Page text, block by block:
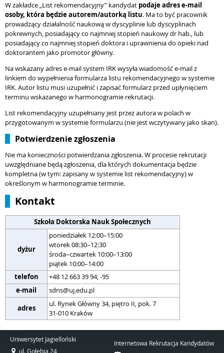
W zakładce „List rekomendacyjny” kandydat podaje adres e-mail
osoby, która będzie autorem/autorką listu. Ma to być pracownik
prowadzący działalność naukową w dyscyplinie lub dyscyplinach
pokrewnych, posiadający co najmniej stopień naukowy dr hab., lub
posiadający co najmniej stopień doktora i uprawnienia do opieki nad
doktorantem jako promotor główny.
Na wskazany adres e-mail system IRK wysyła wiadomość e-mail z
linkiem do wypełnienia formularza listu rekomendacyjnego w systemie
IRK. Autor listu musi uzupełnić i zapisać formularz przed upłynięciem
terminu wskazanego w harmonogramie rekrutacji.
List rekomendacyjny uzupełniany jest przez autora w polach w
przygotowanym w systemie formularzu (nie jest wczytywany jako skan).
Potwierdzenie zgłoszenia
Nie ma konieczności potwierdzania zgłoszenia. W procesie rekrutacji
uwzględniane będą zgłoszenia, dla których dokumentacja będzie
kompletna (w tym: zapisany w systemie list rekomendacyjny) w
określonym w harmonogramie terminie.
Kontakt
Szkoła Doktorska Nauk Społecznych
dyżur
poniedziałek 12:00–15:00
wtorek 08:30–12:30
środa–czwartek 10:00–13:00
piątek 10:00–14:00
telefon
+48 12 663 39 94, -95
e-mail
sdns@uj.edu.pl
adres
ul. Rynek Główny 34, piętro II, pok. 7
31-010 Kraków
Uniwersytet Jagielloński
ul. Gołębia 24
Internetowa Rekrutacja Kandydatów